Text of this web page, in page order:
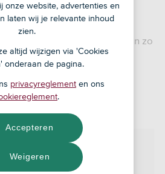
verwerken je overboekingen zo
we je
onze website, advertenties en
laten wij je relevante inhoud
zien.
altijd wijzigen via 'Cookies
onderaan de pagina.
privacyreglement en ons
.
Weigeren
Accepteren